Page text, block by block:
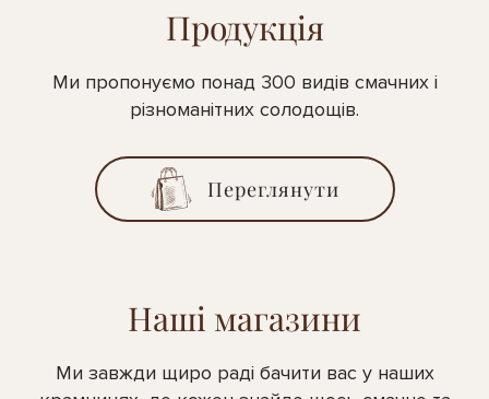
Продукція
Ми пропонуємо понад 300 видів смачних і
різноманітних солодощів.
Переглянути
Наші магазини
Ми завжди щиро раді бачити вас у наших